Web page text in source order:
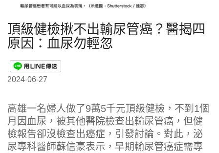
頂級健檢揪不出輸尿管癌？醫揭四
原因：血尿勿輕忽
2024-06-27
高雄一名婦人做了9萬5千元頂級健檢，不到1個
月因血尿，被其他醫院檢查出輸尿管癌，但健
檢報告卻沒檢查出癌症，引發討論。對此，泌
尿專科醫師蘇信豪表示，早期輸尿管癌症需專